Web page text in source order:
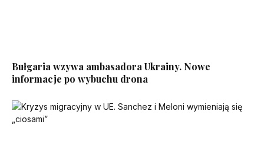
Bułgaria wzywa ambasadora Ukrainy. Nowe
informacje po wybuchu drona